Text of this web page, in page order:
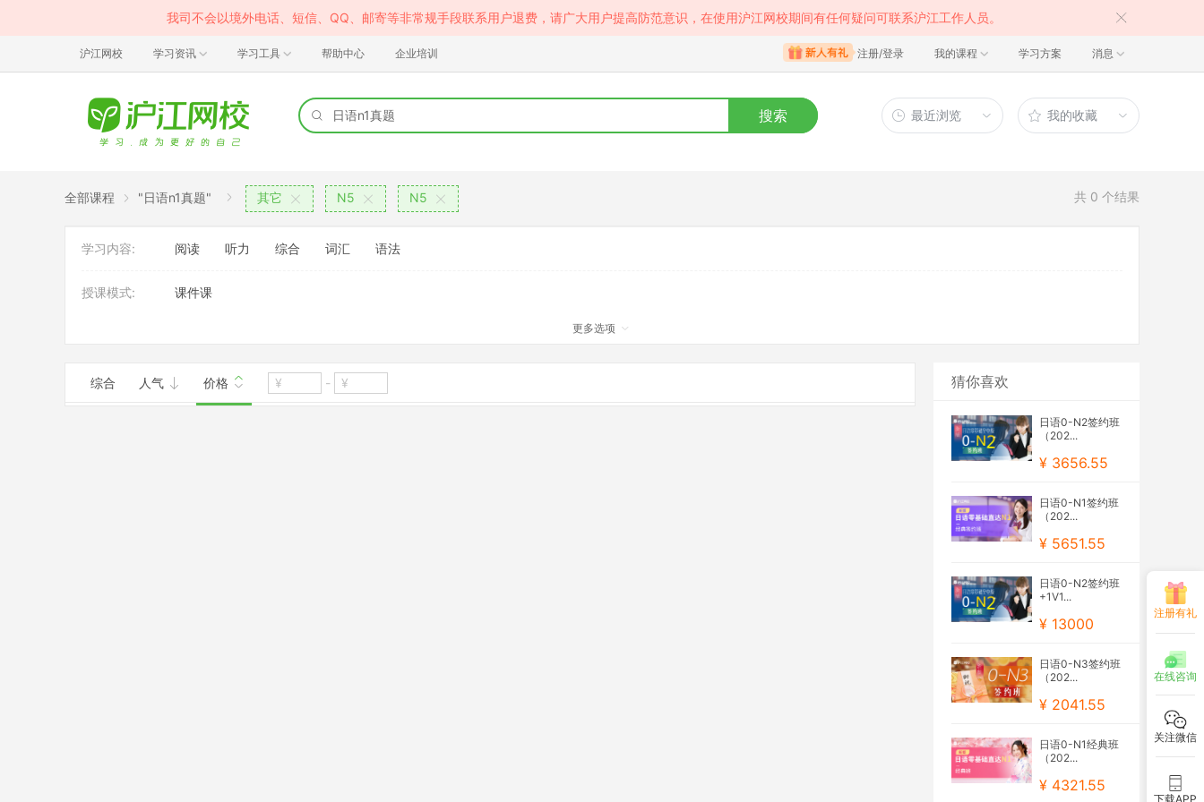
我司不会以境外电话、短信、QQ、邮寄等非常规手段联系用户退费，请广大用户提高防范意识，在使用沪江网校期间有任何疑问可联系沪江工作人员。
沪江网校 学习资讯 学习工具 帮助中心 企业培训 注册/登录 我的课程 学习方案 消息
搜索 最近浏览 我的收藏
全部课程 "日语n1真题" 其它 N5 N5 共 0 个结果
学习内容: 阅读 听力 综合 词汇 语法
授课模式: 课件课
更多选项
综合 人气 价格 - 猜你喜欢
日语0-N2签约班
（202...
¥ 3656.55
日语0-N1签约班
（202...
¥ 5651.55
日语0-N2签约班
+1V1...
¥ 13000
日语0-N3签约班
（202...
¥ 2041.55
日语0-N1经典班
（202...
¥ 4321.55
注册有礼
在线咨询
关注微信
下载APP